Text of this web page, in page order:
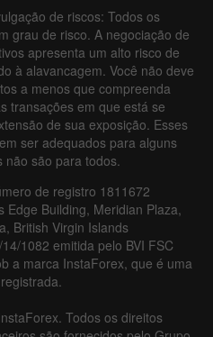
de riscos: Todos os
grau de risco. A negociação de
apresenta um alto risco de
à alavancagem. Você não deve
a menos que compreenda
transações em que está se
de sua exposição. Esses
ser adequados para alguns
não são para todos.
de registro 1811672
Edge Building, Meridian Plaza,
British Virgin Islands
1082 emitida pelo BVI FSC
a marca InstaForex, que é uma
Todos os direitos